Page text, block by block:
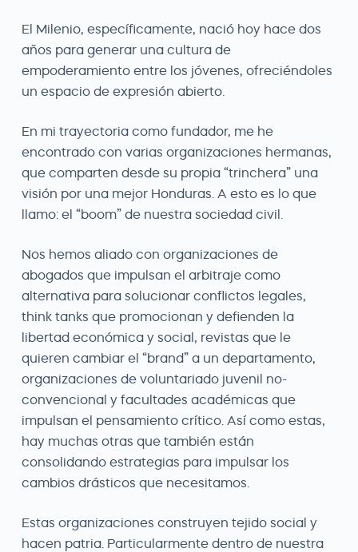
El Milenio, específicamente, nació hoy hace dos
años para generar una cultura de
empoderamiento entre los jóvenes, ofreciéndoles
un espacio de expresión abierto.
En mi trayectoria como fundador, me he
encontrado con varias organizaciones hermanas,
que comparten desde su propia “trinchera” una
visión por una mejor Honduras. A esto es lo que
llamo: el “boom” de nuestra sociedad civil.
Nos hemos aliado con organizaciones de
abogados que impulsan el arbitraje como
alternativa para solucionar conflictos legales,
think tanks que promocionan y defienden la
libertad económica y social, revistas que le
quieren cambiar el “brand” a un departamento,
organizaciones de voluntariado juvenil no-
convencional y facultades académicas que
impulsan el pensamiento crítico. Así como estas,
hay muchas otras que también están
consolidando estrategias para impulsar los
cambios drásticos que necesitamos.
Estas organizaciones construyen tejido social y
hacen patria. Particularmente dentro de nuestra